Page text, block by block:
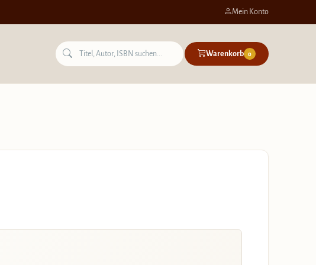
Mein Konto
Warenkorb 0